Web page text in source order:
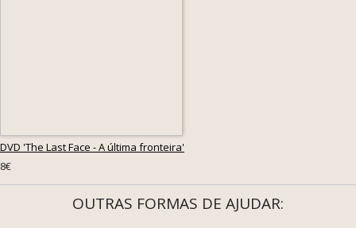
DVD 'The Last Face - A última fronteira'
8€
OUTRAS FORMAS DE AJUDAR: